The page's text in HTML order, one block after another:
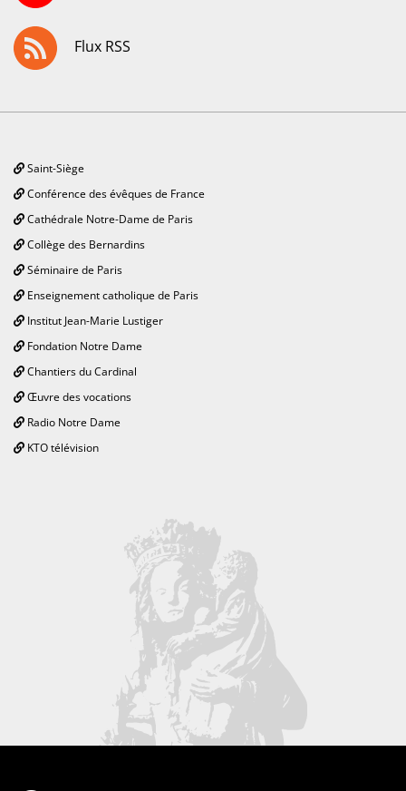
Flux RSS
Saint-Siège
Conférence des évêques de France
Cathédrale Notre-Dame de Paris
Collège des Bernardins
Séminaire de Paris
Enseignement catholique de Paris
Institut Jean-Marie Lustiger
Fondation Notre Dame
Chantiers du Cardinal
Œuvre des vocations
Radio Notre Dame
KTO télévision